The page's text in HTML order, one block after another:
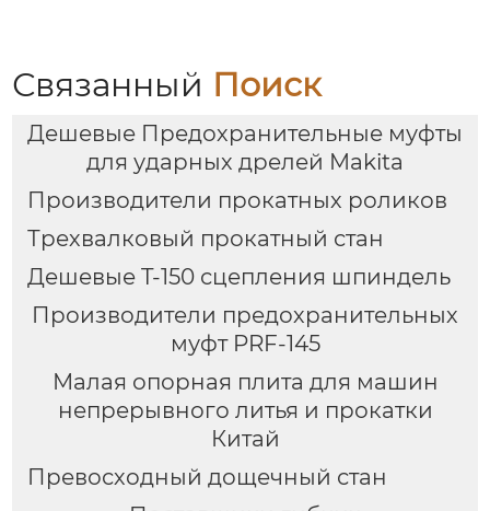
Связанный Поиск
Дешевые Предохранительные муфты
для ударных дрелей Makita
Производители прокатных роликов
Трехвалковый прокатный стан
Дешевые T-150 сцепления шпиндель
Производители предохранительных
муфт PRF-145
Малая опорная плита для машин
непрерывного литья и прокатки
Китай
Превосходный дощечный стан